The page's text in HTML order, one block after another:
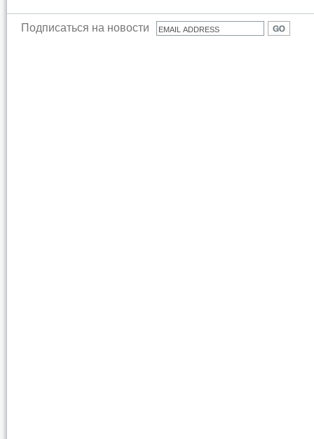
Подписаться на новости